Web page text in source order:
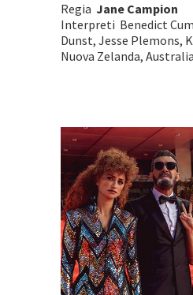
Regia Jane Campion
Interpreti Benedict
Dunst, Jesse Plemons,
Nuova Zelanda,